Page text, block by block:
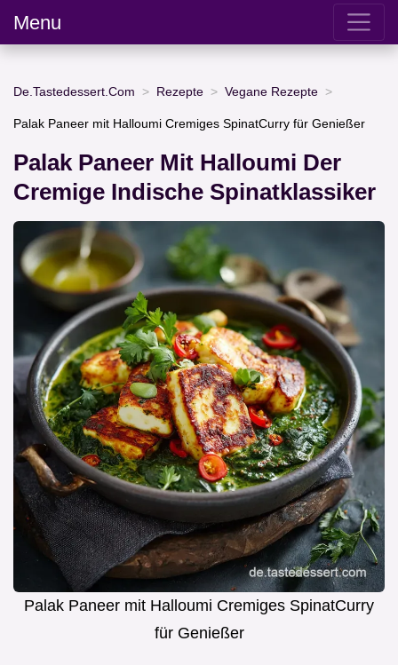
Menu
De.Tastedessert.Com Rezepte Vegane Rezepte
Palak Paneer mit Halloumi Cremiges SpinatCurry für Genießer
Palak Paneer Mit Halloumi Der
Cremige Indische Spinatklassiker
Palak Paneer mit Halloumi Cremiges SpinatCurry
für Genießer